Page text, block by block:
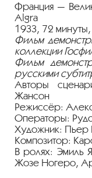
Франция —
Algra
1933, 72
Фильм
коллекции
Фильм
русскими
Авторы
Жансон
Режиссёр:
Операторы:
Художник: Пьер
Композитор:
В ролях: Эмиль
Жозе Ногеро,